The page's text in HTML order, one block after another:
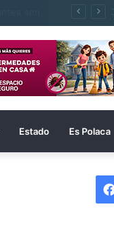
Estado Es Polaca